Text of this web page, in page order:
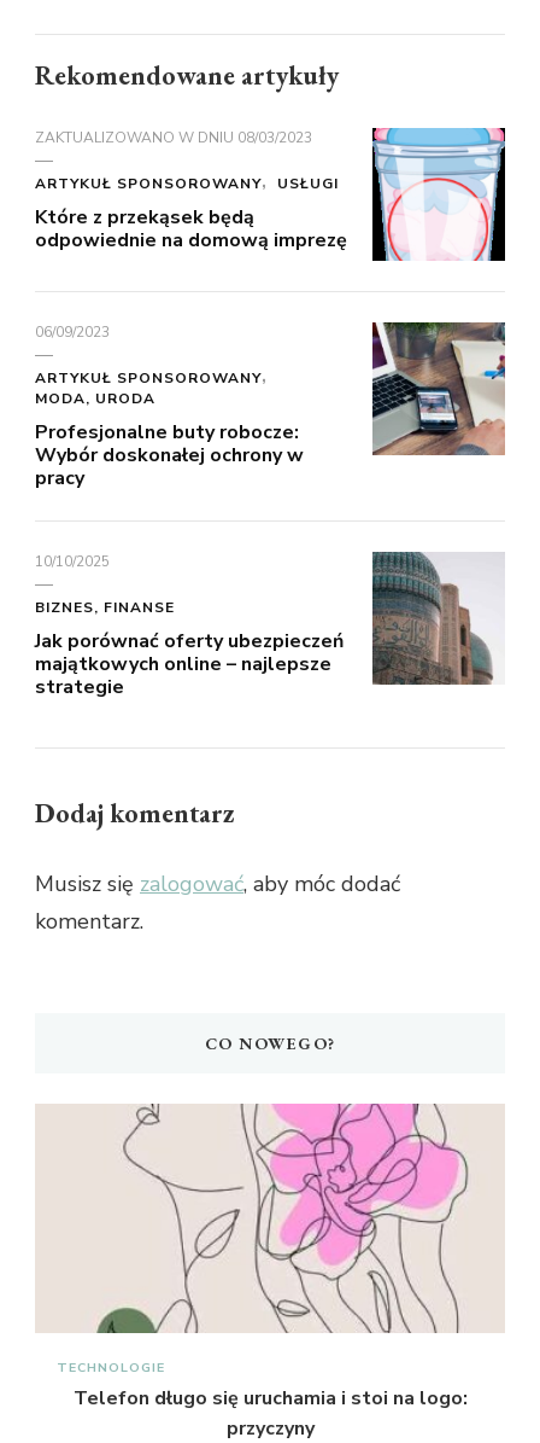
Rekomendowane artykuły
ZAKTUALIZOWANO W DNIU 08/03/2023
ARTYKUŁ SPONSOROWANY USŁUGI
Które z przekąsek będą
odpowiednie na domową imprezę
06/09/2023
ARTYKUŁ SPONSOROWANY
MODA, URODA
Profesjonalne buty robocze:
Wybór doskonałej ochrony w
pracy
10/10/2025
BIZNES, FINANSE
Jak porównać oferty ubezpieczeń
majątkowych online – najlepsze
strategie
Dodaj komentarz
Musisz się zalogować, aby móc dodać
komentarz.
CO NOWEGO?
TECHNOLOGIE
Telefon długo się uruchamia i stoi na logo:
przyczyny